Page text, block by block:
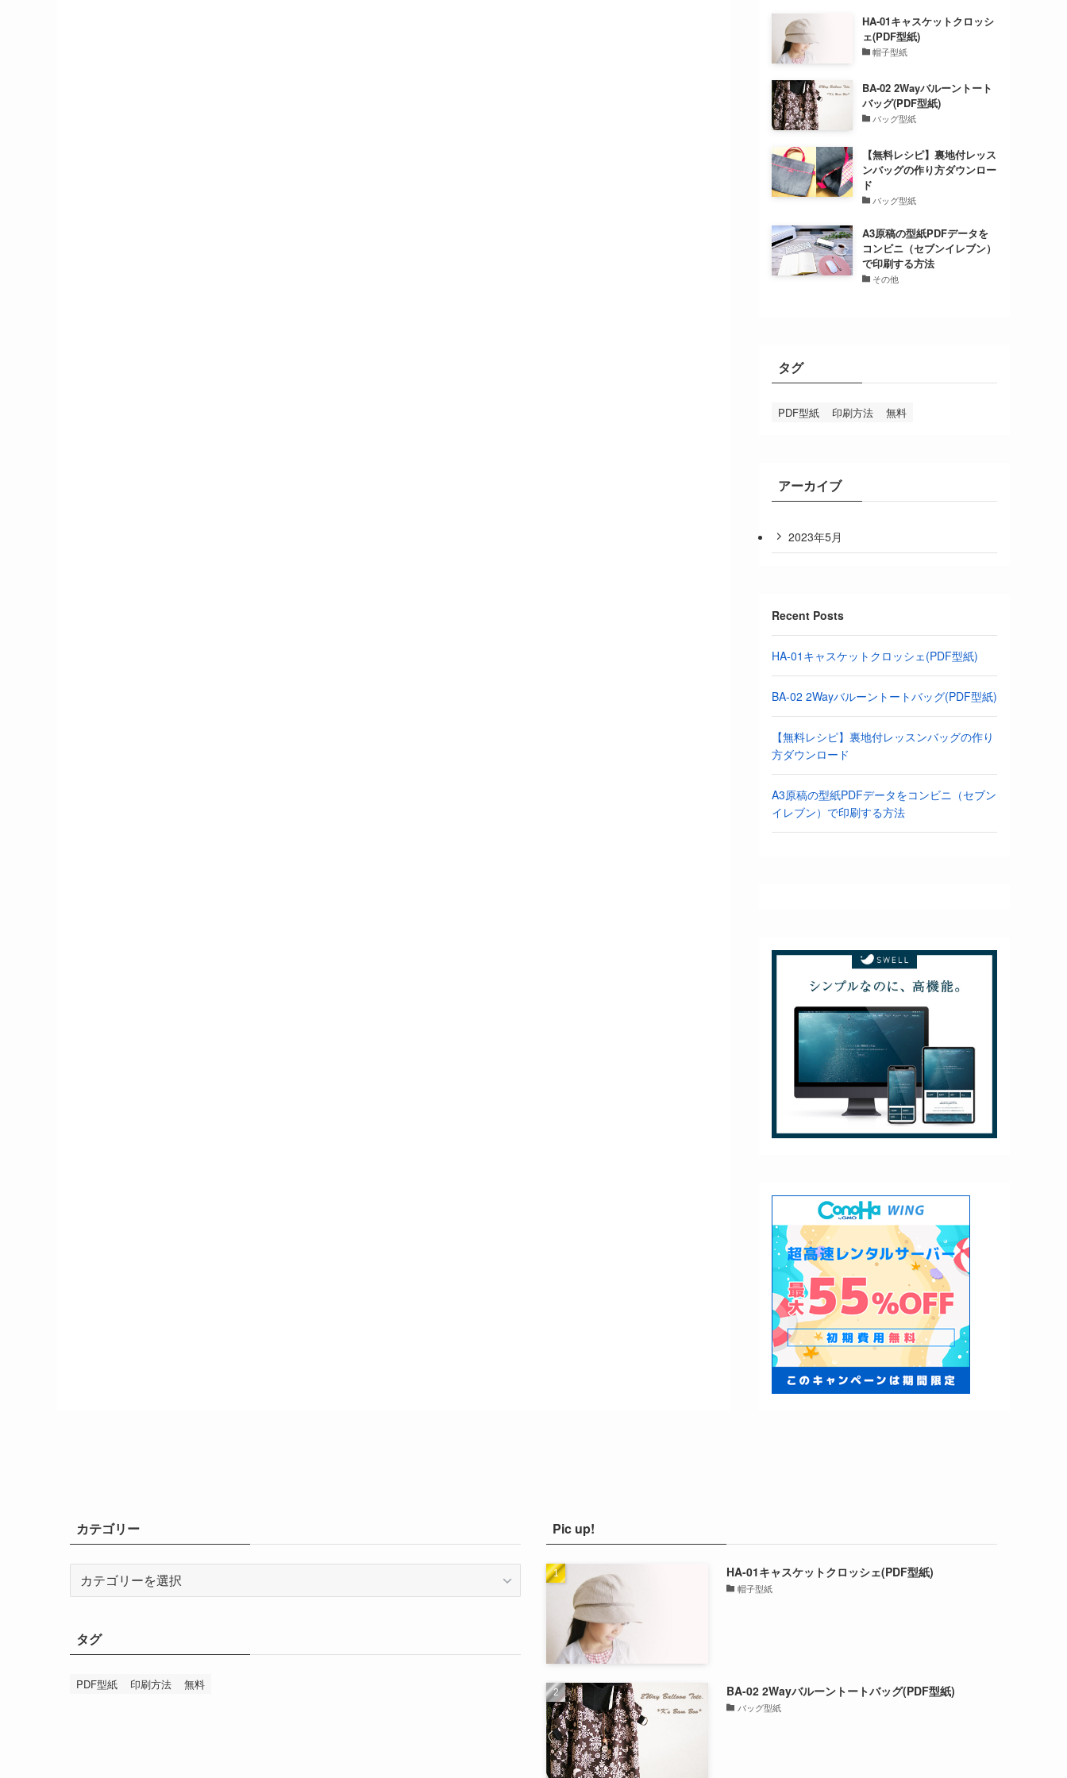
HA-01キャスケットクロッシ
ェ(PDF型紙)
帽子型紙
BA-02 2Wayバルーントート
バッグ(PDF型紙)
バッグ型紙
【無料レシピ】裏地付レッス
ンバッグの作り方ダウンロー
ド
バッグ型紙
A3原稿の型紙PDFデータを
コンビニ（セブンイレブン）
で印刷する方法
その他
タグ
PDF型紙 印刷方法 無料
アーカイブ
2023年5月
Recent Posts
HA-01キャスケットクロッシェ(PDF型紙)
BA-02 2Wayバルーントートバッグ(PDF型紙)
【無料レシピ】裏地付レッスンバッグの作り
方ダウンロード
A3原稿の型紙PDFデータをコンビニ（セブン
イレブン）で印刷する方法
カテゴリー
テ
リ
ー
タグ
PDF型紙 印刷方法 無料
Pic up!
HA-01キャスケットクロッシェ(PDF型紙)
帽子型紙
BA-02 2Wayバルーントートバッグ(PDF型紙)
バッグ型紙